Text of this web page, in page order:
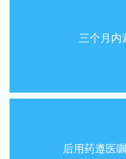
三个月内
后用药遵医